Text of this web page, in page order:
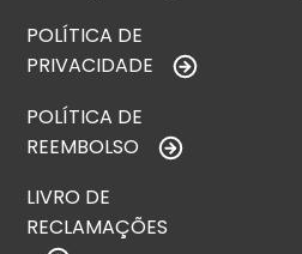
POLÍTICA DE
PRIVACIDADE
POLÍTICA DE
REEMBOLSO
LIVRO DE
RECLAMAÇÕES